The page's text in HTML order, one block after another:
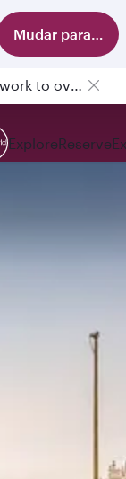
Mudar para o
Qatar Airways Expands Global Network to over 160 Destinations
ExploreReserve